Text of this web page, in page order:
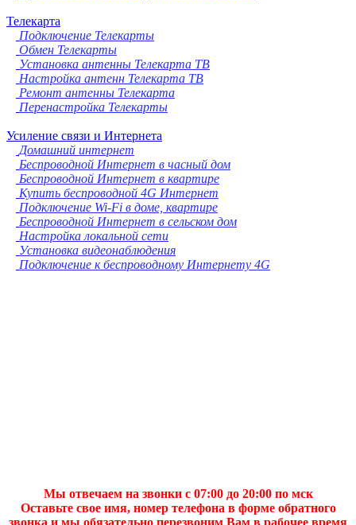
Телекарта
Подключение Телекарты
Обмен Телекарты
Установка антенны Телекарта ТВ
Настройка антенн Телекарта ТВ
Ремонт антенны Телекарта
Перенастройка Телекарты
Усиление связи и Интернета
Домашний интернет
Беспроводной Интернет в часный дом
Беспроводной Интернет в квартире
Купить беспроводной 4G Интернет
Подключение Wi-Fi в доме, квартире
Беспроводной Интернет в сельском дом
Настройка локальной сети
Установка видеонаблюдения
Подключение к беспроводному Интернету 4G
Мы отвечаем на звонки с 07:00 до 20:00 по мск
Оставьте свое имя, номер телефона в форме обратного
звонка и мы обязательно перезвоним Вам в рабочее время